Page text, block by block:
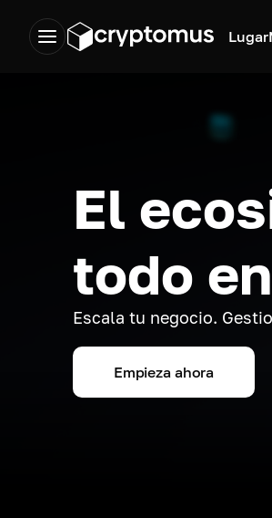
Lugar
El
todo
Escala tu negocio.
Empieza ahora